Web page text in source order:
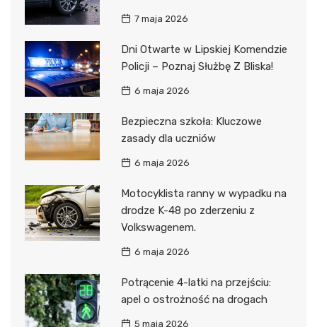
7 maja 2026
Dni Otwarte w Lipskiej Komendzie
Policji – Poznaj Służbę Z Bliska!
6 maja 2026
Bezpieczna szkoła: Kluczowe
zasady dla uczniów
6 maja 2026
Motocyklista ranny w wypadku na
drodze K-48 po zderzeniu z
Volkswagenem.
6 maja 2026
Potrącenie 4-latki na przejściu:
apel o ostrożność na drogach
5 maja 2026